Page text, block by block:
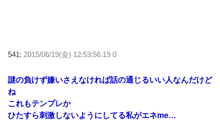
541: 2015/06/19(金) 12:53:56.19 0
謎の負けず嫌いさえなければ話の通じるいい人なんだけど
ね
これもテンプレか
ひたすら刺激しないようにしてる私がエネme…